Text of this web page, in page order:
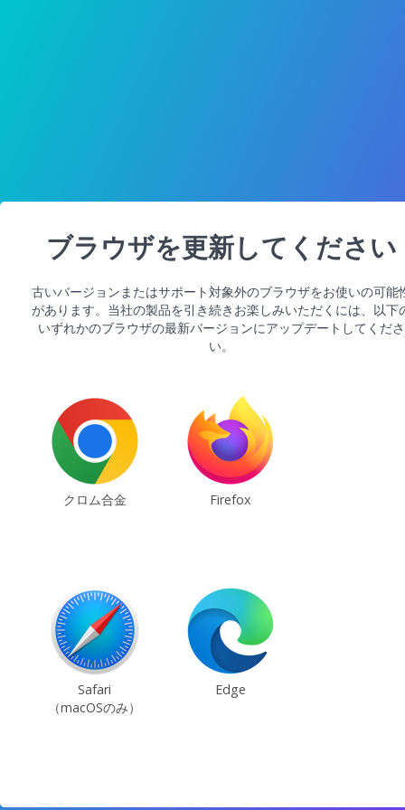
ブラウザを更新してください
古いバージョンまたはサポート対象外のブラウザをお使いの可能
があります。当社の製品を引き続きお楽しみいただくには、以下
いずれかのブラウザの最新バージョンにアップデートしてくださ
い。
クロム合金 Firefox
Safari
（macOSのみ）
Edge